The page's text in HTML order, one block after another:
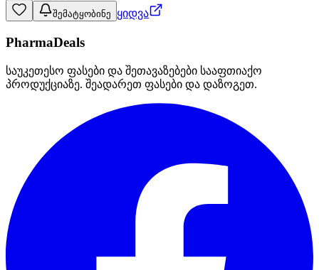
შემატყობინე ყიდვა
PharmaDeals
საუკეთესო ფასები და შეთავაზებები სააფთიაქო
პროდუქციაზე. შეადარეთ ფასები და დაზოგეთ.